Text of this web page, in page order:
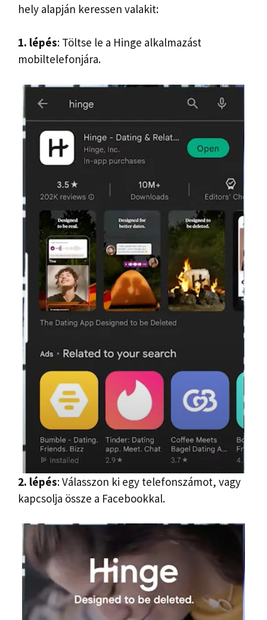
hely alapján keressen valakit:
1. lépés: Töltse le a Hinge alkalmazást
mobiltelefonjára.
2. lépés: Válasszon ki egy telefonszámot, vagy
kapcsolja össze a Facebookkal.